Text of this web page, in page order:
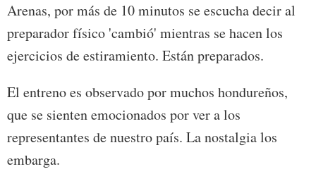
Arenas, por más de 10 minutos se escucha decir al
preparador físico 'cambió' mientras se hacen los
ejercicios de estiramiento. Están preparados.
El entreno es observado por muchos hondureños,
que se sienten emocionados por ver a los
representantes de nuestro país. La nostalgia los
embarga.